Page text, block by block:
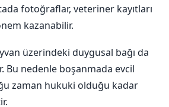
fotoğraflar, veteriner kayıtları
kazanabilir.
üzerindeki duygusal bağı da
Bu nedenle boşanmada evcil
zaman hukuki olduğu kadar